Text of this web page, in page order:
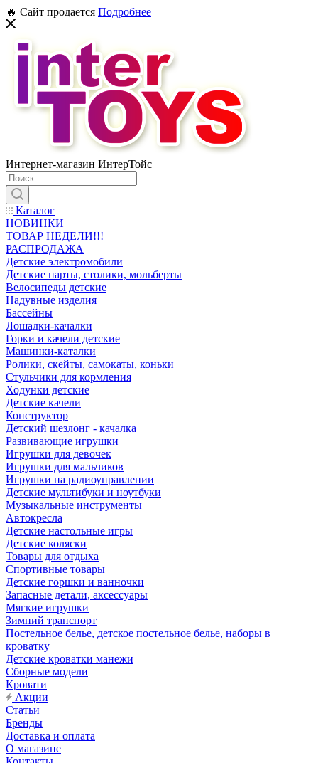
🔥 Сайт продается Подробнее
Интернет-магазин ИнтерТойс
Каталог
НОВИНКИ
ТОВАР НЕДЕЛИ!!!
РАСПРОДАЖА
Детские электромобили
Детские парты, столики, мольберты
Велосипеды детские
Надувные изделия
Бассейны
Лошадки-качалки
Горки и качели детские
Машинки-каталки
Ролики, скейты, самокаты, коньки
Стульчики для кормления
Ходунки детские
Детские качели
Конструктор
Детский шезлонг - качалка
Развивающие игрушки
Игрушки для девочек
Игрушки для мальчиков
Игрушки на радиоуправлении
Детские мультибуки и ноутбуки
Музыкальные инструменты
Автокресла
Детские настольные игры
Детские коляски
Товары для отдыха
Спортивные товары
Детские горшки и ванночки
Запасные детали, аксессуары
Мягкие игрушки
Зимний транспорт
Постельное белье, детское постельное белье, наборы в
кроватку
Детские кроватки манежи
Сборные модели
Кровати
Акции
Статьи
Бренды
Доставка и оплата
О магазине